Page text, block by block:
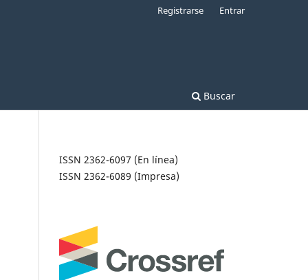
Buscar
Registrarse Entrar
ISSN 2362-6097 (En línea)
ISSN 2362-6089 (Impresa)